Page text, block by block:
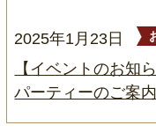
2025年1月23日
【イベントのお知
パーティーのご案